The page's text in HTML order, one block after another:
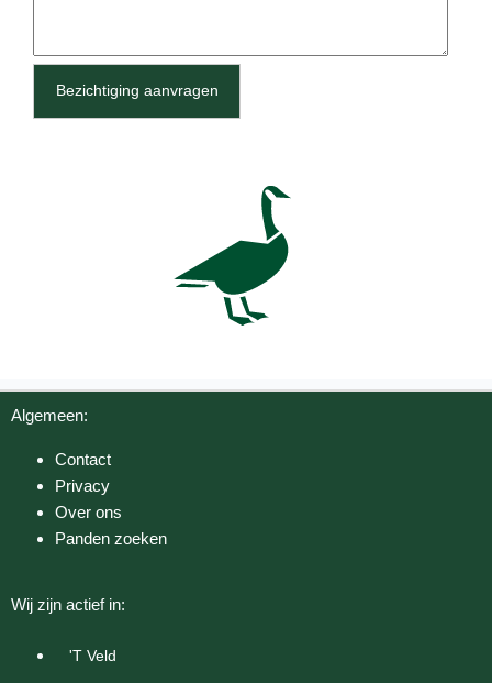
Bezichtiging aanvragen
Algemeen:
Contact
Privacy
Over ons
Panden zoeken
Wij zijn actief in:
'T Veld